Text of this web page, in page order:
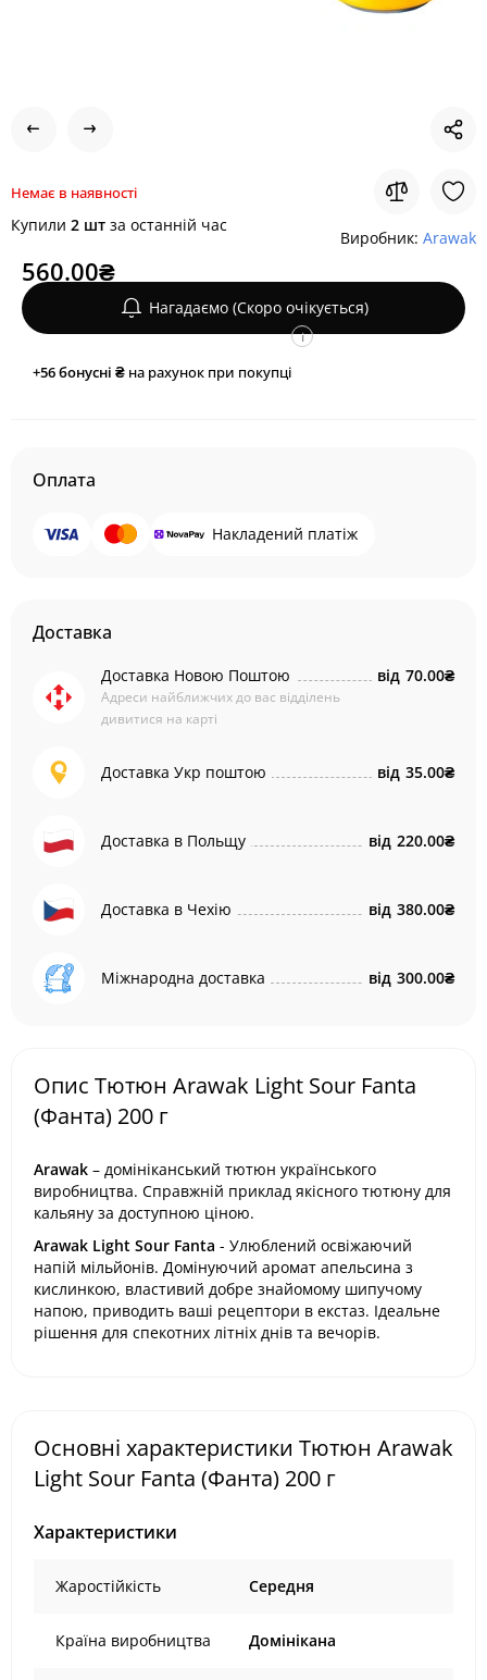
Немає в наявності
Купили 2 шт за останній час
Виробник: Arawak
560.00₴
Нагадаємо (Скоро очікується)
+56бонусні ₴ на рахунок при покупці
i
Оплата
Накладений платіж
Доставка
Доставка Новою Поштою
Адреси найближчих до вас відділень
дивитися на карті
від 70.00₴
Доставка Укр поштою від 35.00₴
Доставка в Польщу від 220.00₴
Доставка в Чехію від 380.00₴
Міжнародна доставка від 300.00₴
Опис Тютюн Arawak Light Sour Fanta
(Фанта) 200 г
Arawak – домініканський тютюн українського
виробництва. Справжній приклад якісного тютюну для
кальяну за доступною ціною.
Arawak Light Sour Fanta - Улюблений освіжаючий
напій мільйонів. Домінуючий аромат апельсина з
кислинкою, властивий добре знайомому шипучому
напою, приводить ваші рецептори в екстаз. Ідеальне
рішення для спекотних літніх днів та вечорів.
Основні характеристики Тютюн Arawak
Light Sour Fanta (Фанта) 200 г
Характеристики
Жаростійкість Середня
Країна виробництва Домінікана